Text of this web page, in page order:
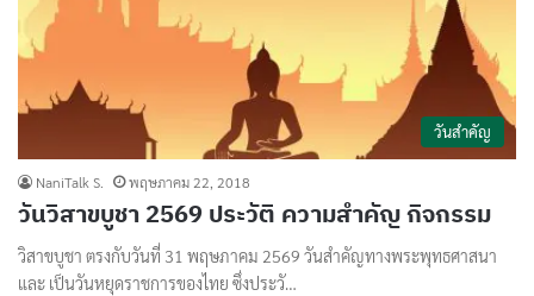
วันสำคัญ
NaniTalk S. พฤษภาคม 22, 2018
วันวิสาขบูชา 2569 ประวัติ ความสำคัญ กิจกรรม
วิสาขบูชา ตรงกับวันที่ 31 พฤษภาคม 2569 วันสำคัญทางพระพุทธศาสนา
และ เป็นวันหยุดราชการของไทย ซึ่งประวั…